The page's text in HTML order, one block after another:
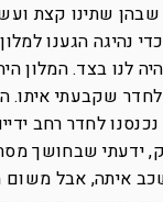
שבהן שתינו קצת
נהיגה הגענו
לנו בצד. המלון
לחדר שקבעתי איתו.
לחדר רחב
ידעתי שבחושך
איתה, אבל משום